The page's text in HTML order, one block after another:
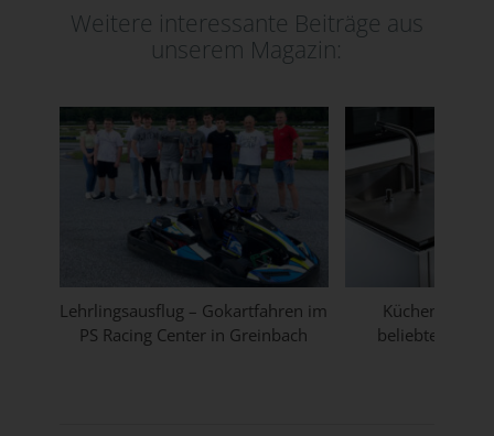
Weitere interessante Beiträge aus
unserem Magazin:
Lehrlingsausflug – Gokartfahren im
PS Racing Center in Greinbach
beliebtesten